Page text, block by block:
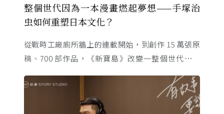
整個世代因為一本漫畫燃起夢想——手塚治
虫如何重塑日本文化？
從戰時工廠廁所牆上的連載開始，到創作 15 萬張原
稿、700 部作品，《新寶島》改變一整個世代的命
改寫日本的文化 ...